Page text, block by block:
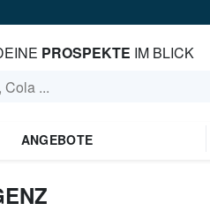
PROSPEKTE IM BLICK
ANGEBOTE